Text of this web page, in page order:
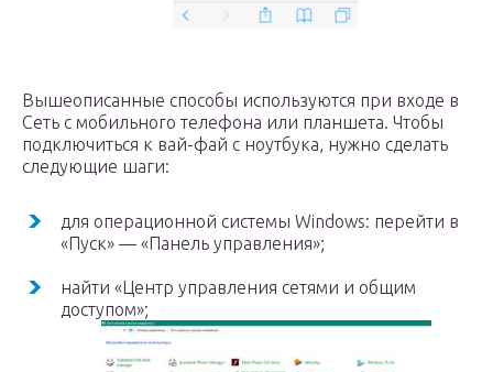
Вышеописанные способы используются при входе в
Сеть с мобильного телефона или планшета. Чтобы
подключиться к вай-фай с ноутбука, нужно сделать
следующие шаги:
для операционной системы Windows: перейти в
«Пуск» — «Панель управления»;
найти «Центр управления сетями и общим
доступом»;